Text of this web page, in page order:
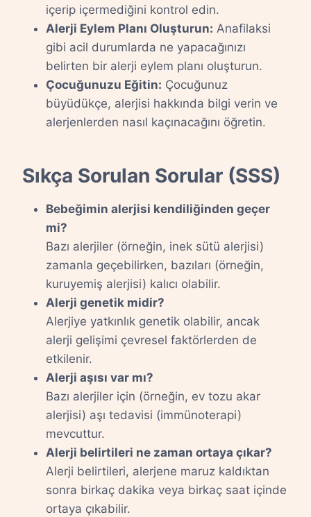
içerip içermediğini kontrol edin.
Alerji Eylem Planı Oluşturun: Anafilaksi
gibi acil durumlarda ne yapacağınızı
belirten bir alerji eylem planı oluşturun.
Çocuğunuzu Eğitin: Çocuğunuz
büyüdükçe, alerjisi hakkında bilgi verin ve
alerjenlerden nasıl kaçınacağını öğretin.
Sıkça Sorulan Sorular (SSS)
Bebeğimin alerjisi kendiliğinden geçer
mi?
Bazı alerjiler (örneğin, inek sütü alerjisi)
zamanla geçebilirken, bazıları (örneğin,
kuruyemiş alerjisi) kalıcı olabilir.
Alerji genetik midir?
Alerjiye yatkınlık genetik olabilir, ancak
alerji gelişimi çevresel faktörlerden de
etkilenir.
Alerji aşısı var mı?
Bazı alerjiler için (örneğin, ev tozu akar
alerjisi) aşı tedavisi (immünoterapi)
mevcuttur.
Alerji belirtileri ne zaman ortaya çıkar?
Alerji belirtileri, alerjene maruz kaldıktan
sonra birkaç dakika veya birkaç saat içinde
ortaya çıkabilir.